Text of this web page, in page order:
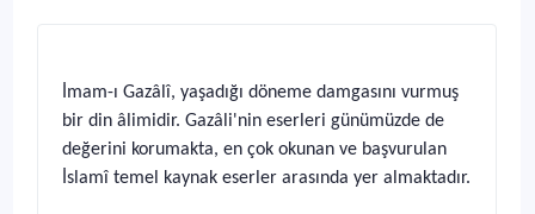
İmam-ı Gazâlî, yaşadığı döneme damgasını vurmuş
bir din âlimidir. Gazâli'nin eserleri günümüzde de
değerini korumakta, en çok okunan ve başvurulan
İslamî temel kaynak eserler arasında yer almaktadır.